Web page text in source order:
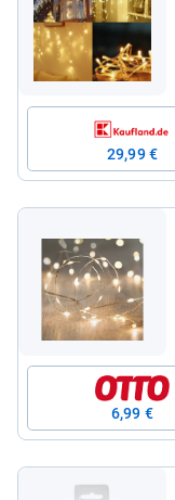
29,99 €
6,99 €